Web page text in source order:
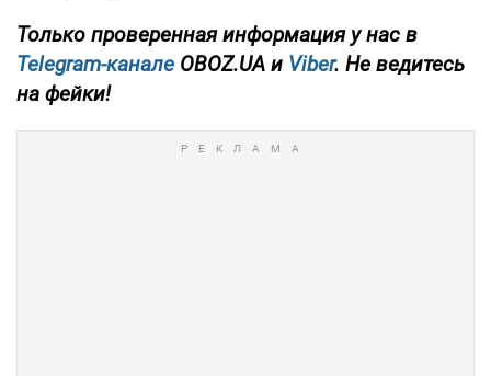
Только проверенная информация у нас в
Telegram-канале OBOZ.UA и Viber. Не ведитесь
на фейки!